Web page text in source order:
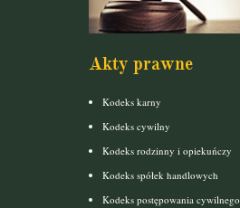
Akty prawne
Kodeks karny
Kodeks cywilny
Kodeks rodzinny i opiekuńczy
Kodeks spółek handlowych
Kodeks postępowania cywilnego